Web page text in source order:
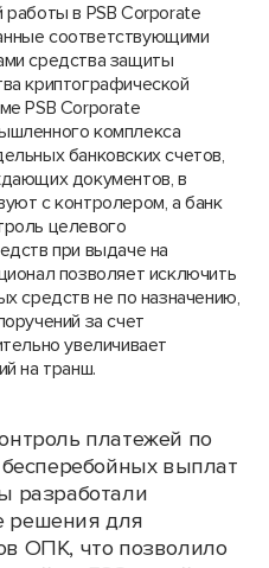
в PSB Corporate
соответствующими
средства защиты
криптографической
PSB Corporate
комплекса
банковских счетов,
документов, в
с контролером, а банк
целевого
при выдаче на
позволяет исключить
средств не по назначению,
за счет
увеличивает
на транш.
платежей по
выплат
разработали
решения для
ОПК, что позволило